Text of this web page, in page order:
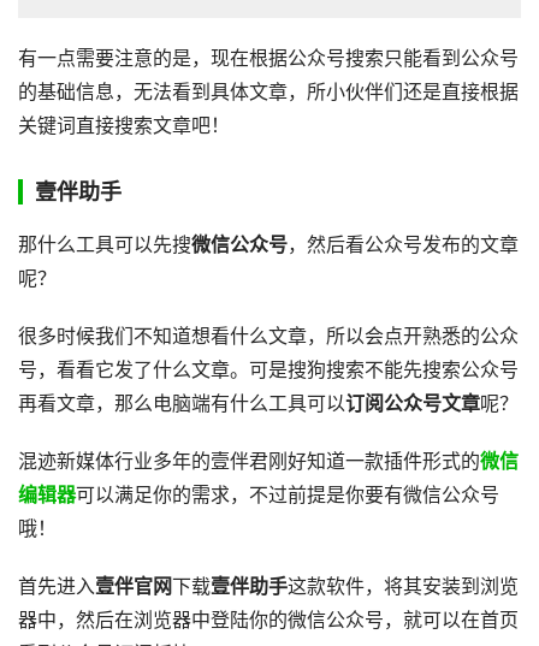
有一点需要注意的是，现在根据公众号搜索只能看到公众号
的基础信息，无法看到具体文章，所小伙伴们还是直接根据
关键词直接搜索文章吧！
壹伴助手
那什么工具可以先搜微信公众号，然后看公众号发布的文章
呢？
很多时候我们不知道想看什么文章，所以会点开熟悉的公众
号，看看它发了什么文章。可是搜狗搜索不能先搜索公众号
再看文章，那么电脑端有什么工具可以订阅公众号文章呢？
混迹新媒体行业多年的壹伴君刚好知道一款插件形式的微信
编辑器可以满足你的需求，不过前提是你要有微信公众号
哦！
首先进入壹伴官网下载壹伴助手这款软件，将其安装到浏览
器中，然后在浏览器中登陆你的微信公众号，就可以在首页